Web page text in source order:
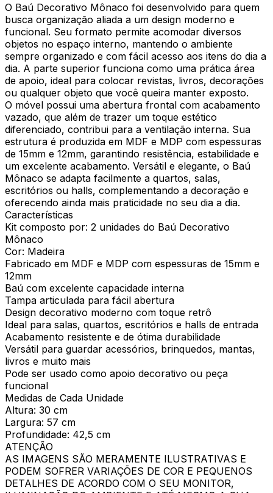
O Baú Decorativo Mônaco foi desenvolvido para quem
busca organização aliada a um design moderno e
funcional. Seu formato permite acomodar diversos
objetos no espaço interno, mantendo o ambiente
sempre organizado e com fácil acesso aos itens do dia a
dia. A parte superior funciona como uma prática área
de apoio, ideal para colocar revistas, livros, decorações
ou qualquer objeto que você queira manter exposto.
O móvel possui uma abertura frontal com acabamento
vazado, que além de trazer um toque estético
diferenciado, contribui para a ventilação interna. Sua
estrutura é produzida em MDF e MDP com espessuras
de 15mm e 12mm, garantindo resistência, estabilidade e
um excelente acabamento. Versátil e elegante, o Baú
Mônaco se adapta facilmente a quartos, salas,
escritórios ou halls, complementando a decoração e
oferecendo ainda mais praticidade no seu dia a dia.
Características
Kit composto por: 2 unidades do Baú Decorativo
Mônaco
Cor: Madeira
Fabricado em MDF e MDP com espessuras de 15mm e
12mm
Baú com excelente capacidade interna
Tampa articulada para fácil abertura
Design decorativo moderno com toque retrô
Ideal para salas, quartos, escritórios e halls de entrada
Acabamento resistente e de ótima durabilidade
Versátil para guardar acessórios, brinquedos, mantas,
livros e muito mais
Pode ser usado como apoio decorativo ou peça
funcional
Medidas de Cada Unidade
Altura: 30 cm
Largura: 57 cm
Profundidade: 42,5 cm
ATENÇÃO
AS IMAGENS SÃO MERAMENTE ILUSTRATIVAS E
PODEM SOFRER VARIAÇÕES DE COR E PEQUENOS
DETALHES DE ACORDO COM O SEU MONITOR,